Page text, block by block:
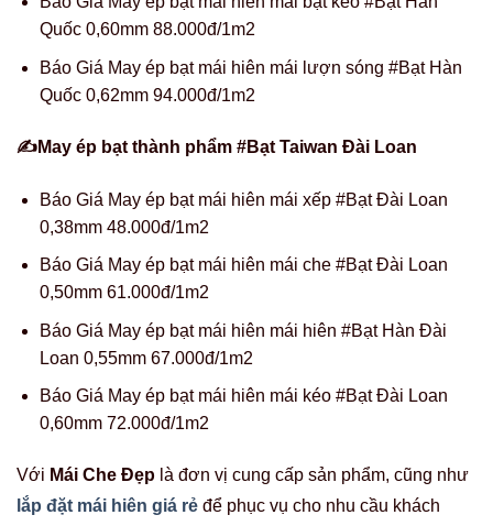
Quốc 0,60mm 88.000đ/1m2
Báo Giá May ép bạt mái hiên mái lượn sóng #Bạt Hàn
Quốc 0,62mm 94.000đ/1m2
✍May ép bạt thành phẩm #Bạt Taiwan Đài Loan
Báo Giá May ép bạt mái hiên mái xếp #Bạt Đài Loan
0,38mm 48.000đ/1m2
Báo Giá May ép bạt mái hiên mái che #Bạt Đài Loan
0,50mm 61.000đ/1m2
Báo Giá May ép bạt mái hiên mái hiên #Bạt Hàn Đài
Loan 0,55mm 67.000đ/1m2
Báo Giá May ép bạt mái hiên mái kéo #Bạt Đài Loan
0,60mm 72.000đ/1m2
Với Mái Che Đẹp là đơn vị cung cấp sản phẩm, cũng như
lắp đặt mái hiên giá rẻ để phục vụ cho nhu cầu khách